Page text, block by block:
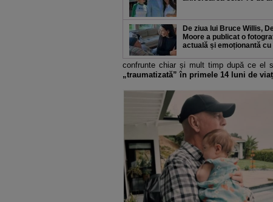
De ziua lui Bruce Willis,
Moore a publicat o
actuală și emoționantă cu
confrunte chiar și mult timp după ce el
„traumatizată” în primele 14 luni de